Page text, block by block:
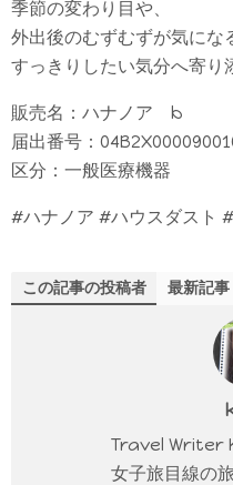
季節の変わり目や、
外出後のむずむずが気にな
すっきりしたい気分へ寄り
販売名：ハナノア b
届出番号：
区分：一般医療機器
#ハナノア #ハウスダスト
この記事の投稿者 最新記事
Travel Writer
女子旅目線の